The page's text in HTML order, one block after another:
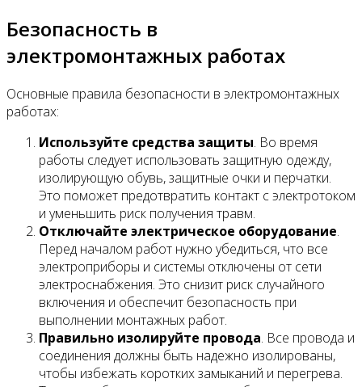
Безопасность в
электромонтажных работах
Основные правила безопасности в электромонтажных
работах:
Используйте средства защиты. Во время
работы следует использовать защитную одежду,
изолирующую обувь, защитные очки и перчатки.
Это поможет предотвратить контакт с электротоком
и уменьшить риск получения травм.
Отключайте электрическое оборудование.
Перед началом работ нужно убедиться, что все
электроприборы и системы отключены от сети
электроснабжения. Это снизит риск случайного
включения и обеспечит безопасность при
выполнении монтажных работ.
Правильно изолируйте провода. Все провода и
соединения должны быть надежно изолированы,
чтобы избежать коротких замыканий и перегрева.